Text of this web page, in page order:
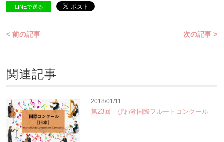
LINEで送る
< 前の記事 次の記事 >
関連記事
2018/01/11
第23回 びわ湖国際フルートコンクール